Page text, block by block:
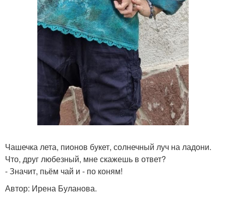
Чашечка лета, пионов букет, солнечный луч на ладони.
Что, друг любезный, мне скажешь в ответ?
- Значит, пьём чай и - по коням!
Автор: Ирена Буланова.